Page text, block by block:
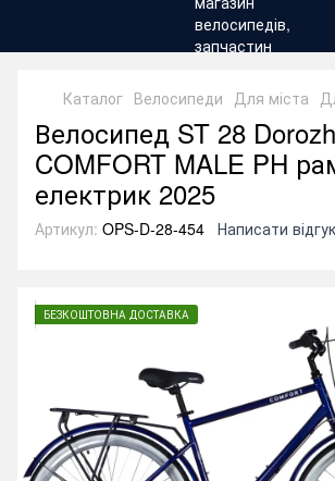
Каталог Велосипеди Для міста
Велосипед ST 28
COMFORT MALE PH
електрик 2025
Артикул: OPS-D-28-454 Написати відгук
БЕЗКОШТОВНА ДОСТАВКА